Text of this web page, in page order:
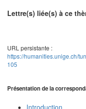
Lettre(s) liée(s) à ce
URL persistante :
https://humanities.unige.ch/
105
Présentation de la
Introduction